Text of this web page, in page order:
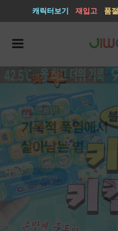
캐릭터보기 재입고 품절